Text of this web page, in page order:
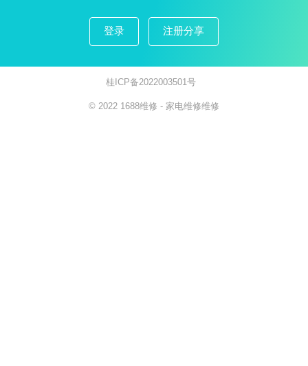
登录 注册分享
桂ICP备2022003501号
© 2022 1688维修 - 家电维修维修